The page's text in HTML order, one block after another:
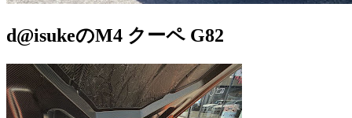
d@isukeのM4 クーペ G82